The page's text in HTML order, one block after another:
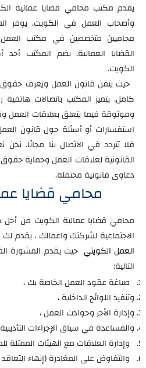
يقدم مكتب محامي قضايا عمالية
وأصحاب العمل في الكويت. يوفر
محاميين متخصصين في مكتب العمل
القضايا العمالية. يضم المكتب أحد
الكويت.
حيث يتقن قانون العمل ويعرف
كامل. يتميز المكتب باتصالات
وموثوقة فيما يتعلق بعلاقات العمل
استفسارات أو أسئلة حول قانون
فلا تتردد في الاتصال بنا مجانًا.
القانونية لعلاقات العمل وحماية
دعاوى قانونية محتملة.
محامي قضايا
محامي قضايا عمالية الكويت من
الاجتماعية لشركتك واعمالك ،
العمل الكويتي حيث يقدم المشورة
التالية:
صياغة عقود العمل الخاصة بك ،
وتنفيذ اللوائح الداخلية ،
وإدارة الأجر وحوادث العمل ،
والمساعدة في سياق الإجراءات التأديبية
وإدارة العلاقات مع الهيئات الممثلة
والتفاوض على المغادرة (إنهاء التعاقد